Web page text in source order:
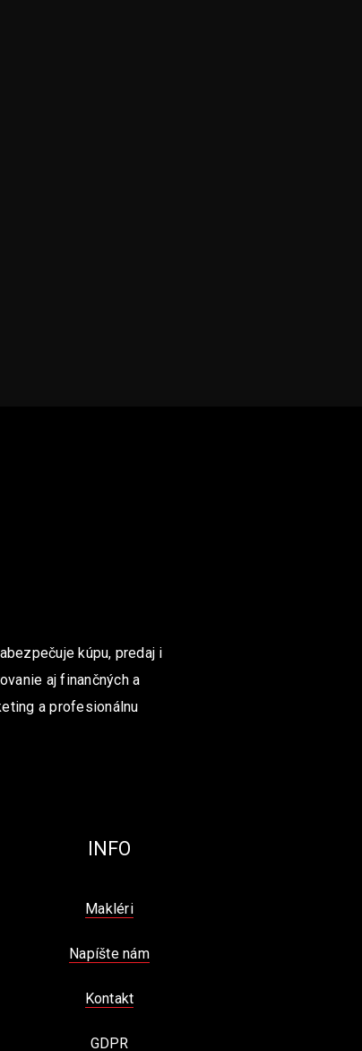
kúpu, predaj i
aj finančných a
a profesionálnu
INFO
Makléri
Napíšte nám
Kontakt
GDPR